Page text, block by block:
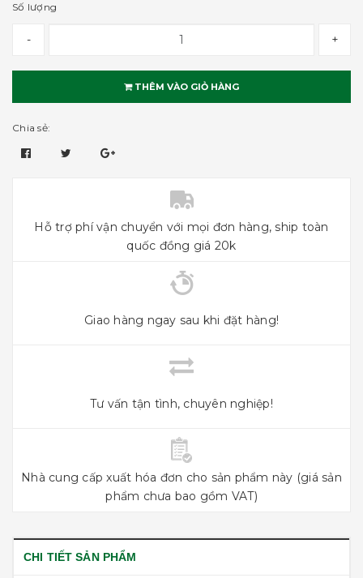
Số lượng
- +
THÊM VÀO GIỎ HÀNG
Chia sẻ:
Hỗ trợ phí vận chuyển với mọi đơn hàng, ship toàn
quốc đồng giá 20k
Giao hàng ngay sau khi đặt hàng!
Tư vấn tận tình, chuyên nghiệp!
Nhà cung cấp xuất hóa đơn cho sản phẩm này (giá sản
phẩm chưa bao gồm VAT)
CHI TIẾT SẢN PHẨM